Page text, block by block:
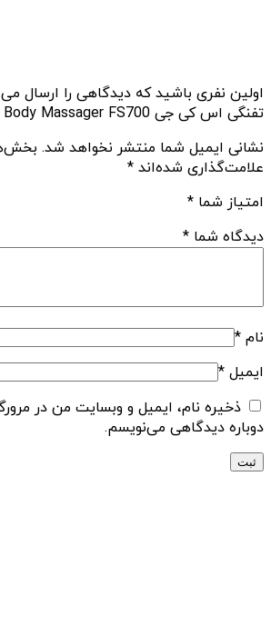
اولین نفری باشید که دیدگاهی را ارسال می
تفنگی اس کی جی SKG Body Massager FS700”
نشانی ایمیل شما منتشر نخواهد شد.
علامت‌گذاری شده‌اند *
امتیاز شما *
دیدگاه شما *
نام *
ایمیل *
ذخیره نام، ایمیل و وبسایت من در
دوباره دیدگاهی می‌نویسم.